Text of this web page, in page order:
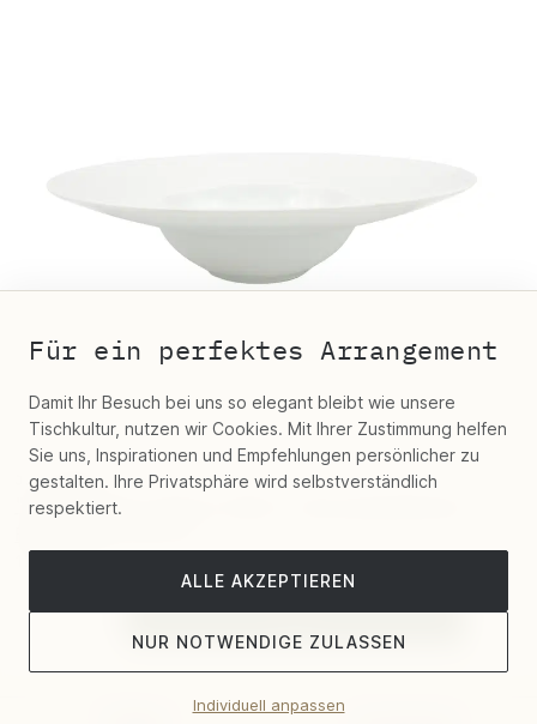
J.L Coquet
"Hémisphère Weiss Matt" Kaviarbehälter
Für ein perfektes Arrangement
Damit Ihr Besuch bei uns so elegant bleibt wie unsere
Tischkultur, nutzen wir Cookies. Mit Ihrer Zustimmung helfen
Sie uns, Inspirationen und Empfehlungen persönlicher zu
gestalten. Ihre Privatsphäre wird selbstverständlich
respektiert.
ALLE AKZEPTIEREN
NUR NOTWENDIGE ZULASSEN
Individuell anpassen